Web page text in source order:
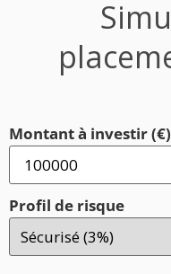
Montant à investir (€)
Profil de risque